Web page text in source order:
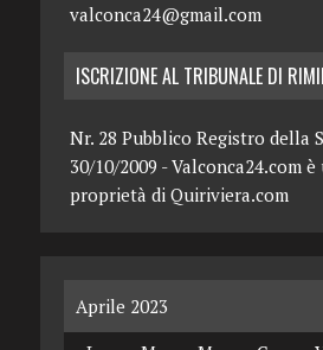
valconca24@gmail.com
ISCRIZIONE AL TRIBUNALE DI
Nr. 28 Pubblico Registro della
30/10/2009 - Valconca24.com
proprietà di Quiriviera.com
Aprile 2023